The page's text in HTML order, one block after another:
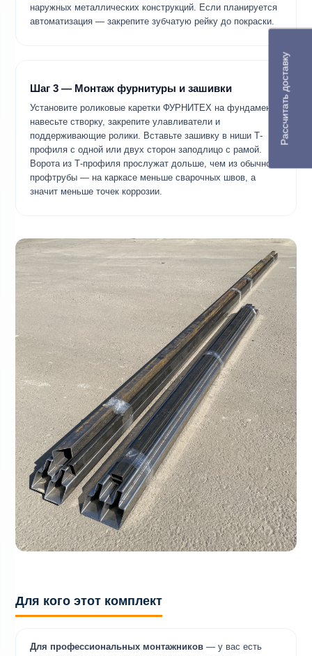
наружных металлических конструкций. Если планируется
автоматизация — закрепите зубчатую рейку до покраски.
Шаг 3 — Монтаж фурнитуры и зашивки
Установите роликовые каретки ФУРНИТЕХ на фундамент,
навесьте створку, закрепите улавливатели и
поддерживающие ролики. Вставьте зашивку в ниши Т-
профиля с одной или двух сторон заподлицо с рамой.
Ворота из Т-профиля прослужат дольше, чем из обычной
профтрубы — на каркасе меньше сварочных швов, а
значит меньше точек коррозии.
Для кого этот комплект
Для профессиональных монтажников — у вас есть
Рассчитать доставку